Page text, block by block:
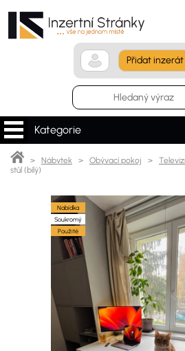
Přidat
Kategorie
> Nábytek > Obývací pokoj >
stůl (bílý)
Nabídka
Soukromý
Použité